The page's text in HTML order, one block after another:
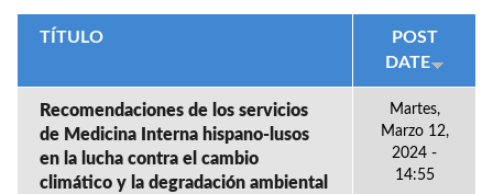
TÍTULO
POST
DATE
Recomendaciones de los servicios
de Medicina Interna hispano-lusos
en la lucha contra el cambio
climático y la degradación ambiental
Martes,
Marzo 12,
2024 -
14:55